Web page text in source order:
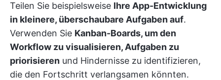
Teilen Sie beispielsweise Ihre App-Entwicklung
in kleinere, überschaubare Aufgaben auf.
Verwenden Sie Kanban-Boards, um den
Workflow zu visualisieren, Aufgaben zu
priorisieren und Hindernisse zu identifizieren,
die den Fortschritt verlangsamen könnten.